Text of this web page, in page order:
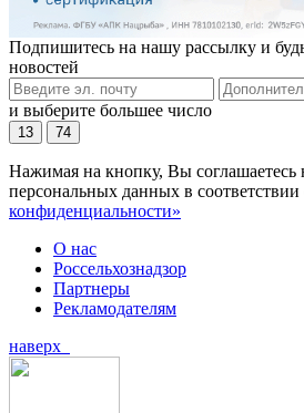
Подпишитесь на нашу рассылку и
новостей
и выберите большее число
13 74
Нажимая на кнопку, Вы соглашаетесь
персональных данных в соответствии
конфиденциальности»
О нас
Россельхознадзор
Партнеры
Рекламодателям
наверх